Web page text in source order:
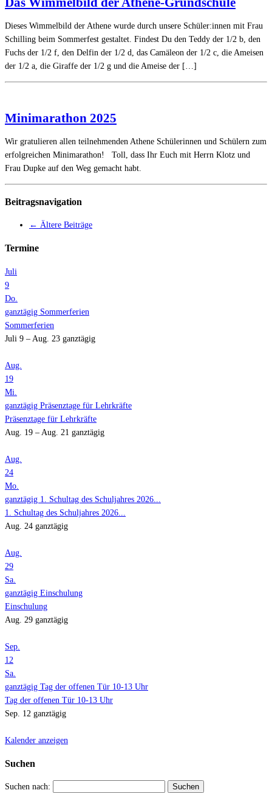
Dieses Wimmelbild der Athene wurde durch unsere Schüler:innen mit Frau
Schilling beim Sommerfest gestaltet. Findest Du den Teddy der 1/2 b, den
Fuchs der 1/2 f, den Delfin der 1/2 d, das Camäleon der 1/2 c, die Ameisen
der 1/2 a, die Giraffe der 1/2 g und die Ameise der […]
Minimarathon 2025
Wir gratulieren allen teilnehmenden Athene Schülerinnen und Schülern zum
erfolgreichen Minimarathon! Toll, dass Ihr Euch mit Herrn Klotz und
Frau Dupke auf den Weg gemacht habt.
Beitragsnavigation
← Ältere Beiträge
Termine
Juli
9
Do.
ganztägig Sommerferien
Sommerferien
Juli 9 – Aug. 23 ganztägig
Aug.
19
Mi.
ganztägig Präsenztage für Lehrkräfte
Präsenztage für Lehrkräfte
Aug. 19 – Aug. 21 ganztägig
Aug.
24
Mo.
ganztägig 1. Schultag des Schuljahres 2026...
1. Schultag des Schuljahres 2026...
Aug. 24 ganztägig
Aug.
29
Sa.
ganztägig Einschulung
Einschulung
Aug. 29 ganztägig
Sep.
12
Sa.
ganztägig Tag der offenen Tür 10-13 Uhr
Tag der offenen Tür 10-13 Uhr
Sep. 12 ganztägig
Kalender anzeigen
Suchen
Suchen nach: